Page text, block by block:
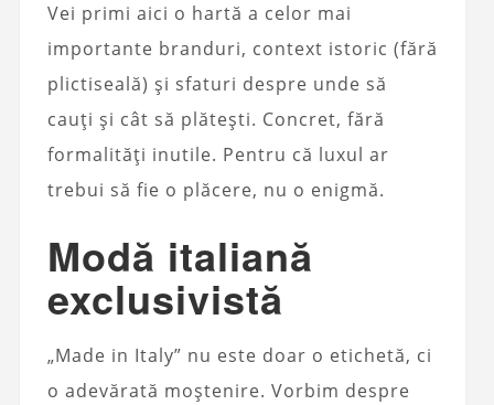
Vei primi aici o hartă a celor mai
importante branduri, context istoric (fără
plictiseală) și sfaturi despre unde să
cauți și cât să plătești. Concret, fără
formalități inutile. Pentru că luxul ar
trebui să fie o plăcere, nu o enigmă.
Modă italiană
exclusivistă
„Made in Italy” nu este doar o etichetă, ci
o adevărată moștenire. Vorbim despre